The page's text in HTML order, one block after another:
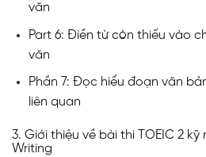
văn
Part 6: Điền từ còn thiếu vào
văn
Phần 7: Đọc hiểu đoạn văn
liên quan
3. Giới thiệu về bài thi TOEIC 2
Writing